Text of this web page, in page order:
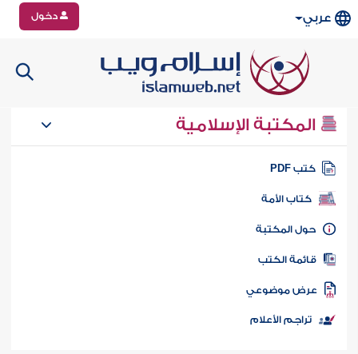
عربي دخول
المكتبة الإسلامية
كتب PDF
كتاب الأمة
المكتبة
الكتب
موضوعي